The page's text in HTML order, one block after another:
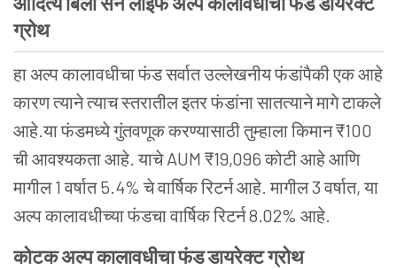
ग्रोथ
हा अल्प कालावधीचा फंड सर्वात उल्लेखनीय फंडांपैकी एक आहे
कारण त्याने त्याच स्तरातील इतर फंडांना सातत्याने मागे टाकले
आहे.या फंडमध्ये गुंतवणूक करण्यासाठी तुम्हाला किमान ₹100
ची आवश्यकता आहे. याचे AUM ₹19,096 कोटी आहे आणि
मागील 1 वर्षात 5.4% चे वार्षिक रिटर्न आहे. मागील 3 वर्षात, या
अल्प कालावधीच्या फंडचा वार्षिक रिटर्न 8.02% आहे.
कोटकअल्पकालावधीचाफंडडायरेक्टग्रोथ